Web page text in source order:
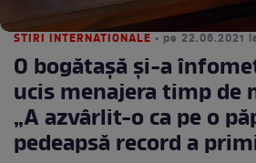
STIRI INTERNATIONALE • pe 22.06.2021
O bogătașă și-a
ucis menajera timp de
„A azvârlit-o ca pe o
pedeapsă record a